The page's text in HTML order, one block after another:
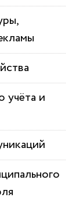
учёта и